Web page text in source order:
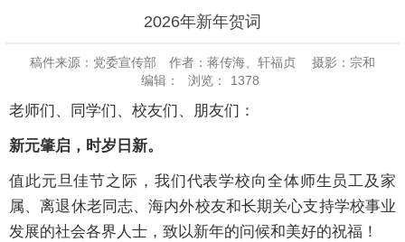
2026年新年贺词
稿件来源：党委宣传部 作者：蒋传海、轩福贞
摄影：宗和
编辑：
浏览： 1378
老师们、同学们、校友们、朋友们：
新元肇启，时岁日新。
值此元旦佳节之际，我们代表学校向全体师生员工及家
属、离退休老同志、海内外校友和长期关心支持学校事业
发展的社会各界人士，致以新年的问候和美好的祝福！